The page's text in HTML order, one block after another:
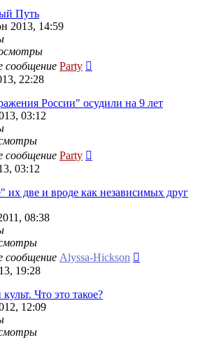
Путь
2013, 14:59
сообщение Party
22:28
России" осудили на 9 лет
03:12
сообщение Party
03:12
их две и вроде как независимых друг
08:38
сообщение Alyssa-Hickson
19:28
Что это такое?
12:09